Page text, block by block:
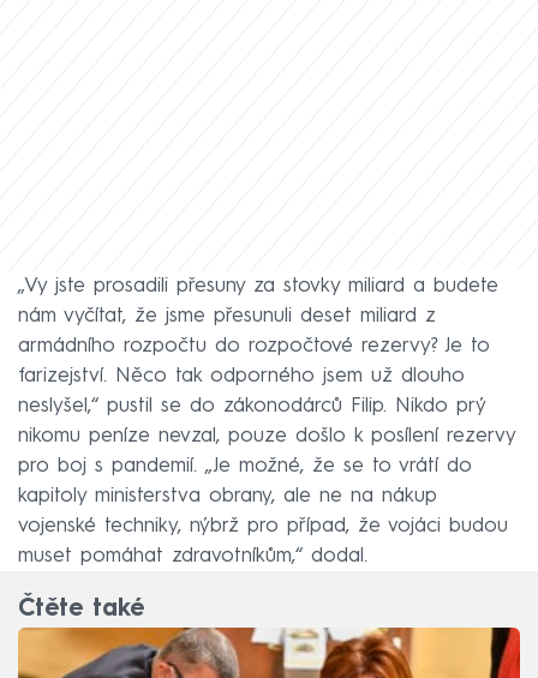
„Vy jste prosadili přesuny za stovky miliard a budete
nám vyčítat, že jsme přesunuli deset miliard z
armádního rozpočtu do rozpočtové rezervy? Je to
farizejství. Něco tak odporného jsem už dlouho
neslyšel,“ pustil se do zákonodárců Filip. Nikdo prý
nikomu peníze nevzal, pouze došlo k posílení rezervy
pro boj s pandemií. „Je možné, že se to vrátí do
kapitoly ministerstva obrany, ale ne na nákup
vojenské techniky, nýbrž pro případ, že vojáci budou
muset pomáhat zdravotníkům,“ dodal.
Čtěte také